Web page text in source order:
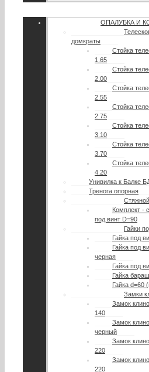
ОПАЛУБКА И
домкраты
Стойка
1.65
Стойка
2.00
Стойка
2.55
Стойка
2.75
Стойка
3.10
Стойка
3.70
Стойка
4.20
Унивилка к Балке
Тренога опорная
Комплект -
под винт D=90
Гайки
Гайка под
Гайка под
черная
Гайка под
Гайка
Гайка d=60
Замки
Замок
140
Замок
черный
Замок
220
Замок
220